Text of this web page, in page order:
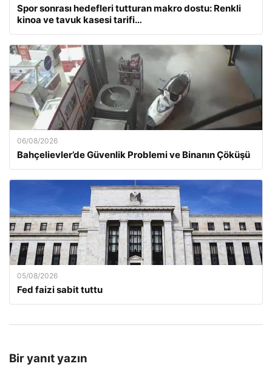
Spor sonrası hedefleri tutturan makro dostu: Renkli
kinoa ve tavuk kasesi tarifi…
06/08/2026
Bahçelievler’de Güvenlik Problemi ve Binanın Çöküşü
05/08/2026
Fed faizi sabit tuttu
Bir yanıt yazın